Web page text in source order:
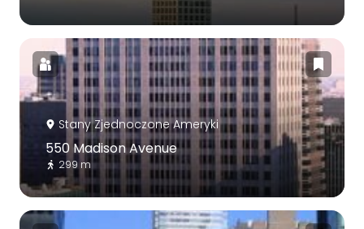
Stany Zjednoczone Ameryki
550 Madison Avenue
299 m